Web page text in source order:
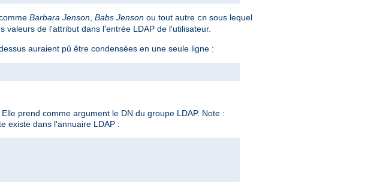
Barbara Jenson Babs Jenson ou tout autre cn sous lequel
valeurs de l'attribut dans l'entrée LDAP de l'utilisateur.
auraient pû être condensées en une seule ligne :
prend comme argument le DN du groupe LDAP. Note :
existe dans l'annuaire LDAP :